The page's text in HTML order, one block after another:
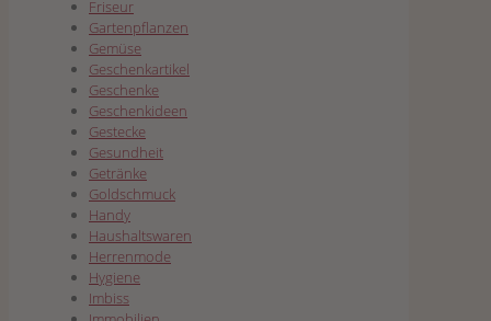
Friseur
Gartenpflanzen
Gemüse
Geschenkartikel
Geschenke
Geschenkideen
Gestecke
Gesundheit
Getränke
Goldschmuck
Handy
Haushaltswaren
Herrenmode
Hygiene
Imbiss